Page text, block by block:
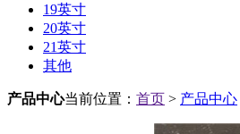
19英寸
20英寸
21英寸
其他
产品中心当前位置： 首页 > 产品中心